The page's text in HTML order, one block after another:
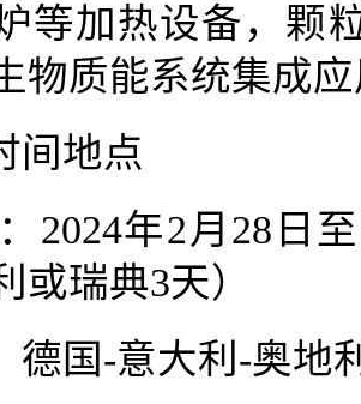
等加热设备，颗
物质能系统集成
间地点
2024年2月28日
或瑞典3天）
德国-意大利-奥地